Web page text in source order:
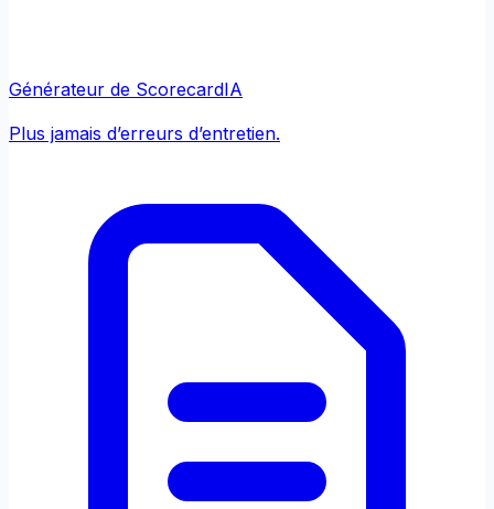
Générateur de ScorecardIA
Plus jamais d’erreurs d’entretien.